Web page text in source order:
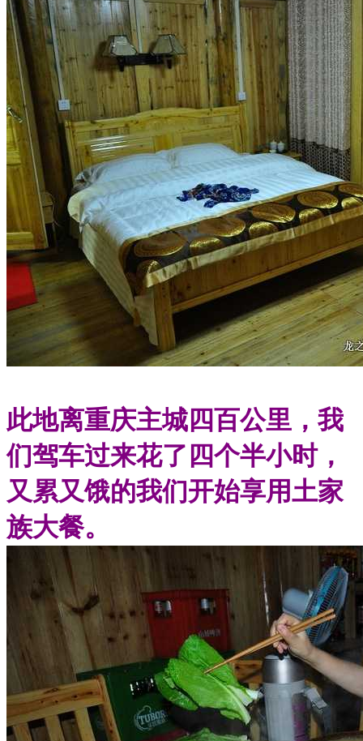
此地离重庆主城四百公里，我
们驾车过来花了四个半小时，
又累又饿的我们开始享用土家
族大餐。